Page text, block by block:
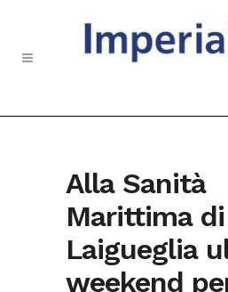
Alla Sanità
Marittima di
Laigueglia
weekend